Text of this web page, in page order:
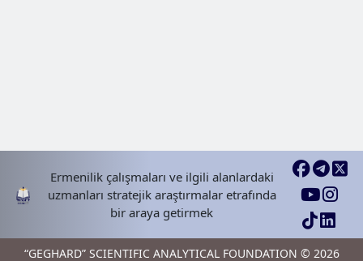
Ermenilik çalışmaları ve ilgili alanlardaki
uzmanları stratejik araştırmalar etrafında
bir araya getirmek
“GEGHARD” SCIENTIFIC ANALYTICAL FOUNDATION © 2026